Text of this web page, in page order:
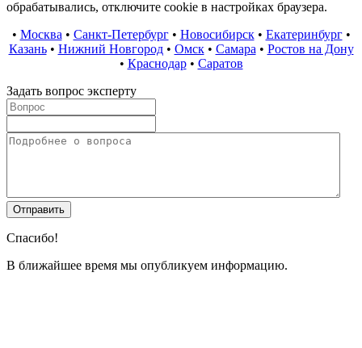
обрабатывались, отключите cookie в настройках браузера.
• Москва • Санкт-Петербург• Новосибирск• Екатеринбург•
Казань• Нижний Новгород• Омск• Самара • Ростов на Дону
• Краснодар• Саратов
Задать вопрос эксперту
Спасибо!
В ближайшее время мы опубликуем информацию.